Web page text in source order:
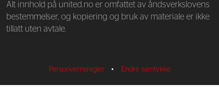
Alt innhold på united.no er omfattet av åndsverkslovens
bestemmelser, og kopiering og bruk av materiale er ikke
tillatt uten avtale.
Personvernsregler • Endre samtykke